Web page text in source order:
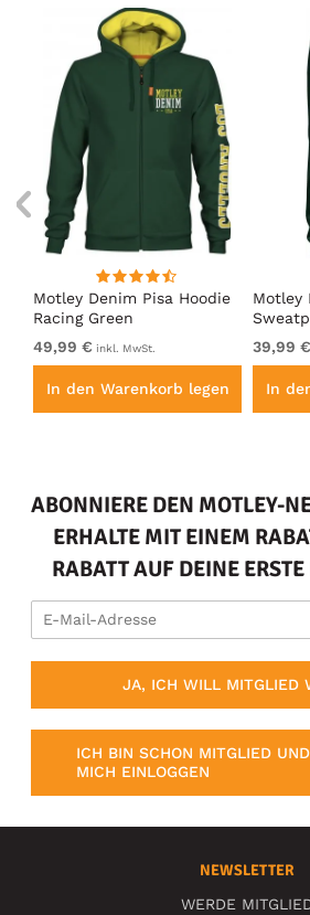
Motley Denim Pisa Hoodie
Racing Green
49,99 € inkl. MwSt.
In den Warenkorb legen
Motley
39,99 €
In
ABONNIERE DEN MOTLEY-
ERHALTE MIT EINEM
RABATT AUF DEINE
JA, ICH WILL MITGLIED
ICH BIN SCHON MITGLIED
MICH EINLOGGEN
NEWSLETTER
WERDE